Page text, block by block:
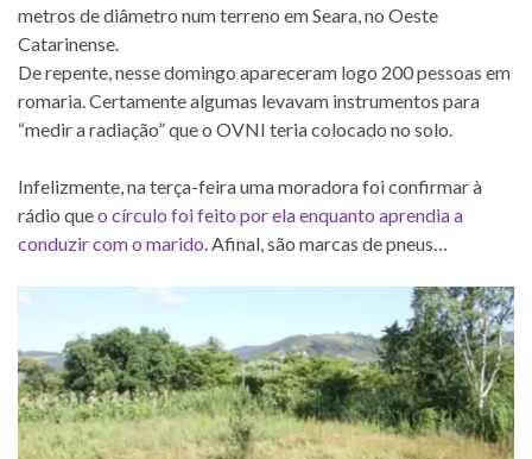
metros de diâmetro num terreno em Seara, no Oeste
Catarinense.
De repente, nesse domingo apareceram logo 200 pessoas em
romaria. Certamente algumas levavam instrumentos para
“medir a radiação” que o OVNI teria colocado no solo.
Infelizmente, na terça-feira uma moradora foi confirmar à
rádio queo círculo foi feito por ela enquanto aprendia a
conduzir com o marido. Afinal, são marcas de pneus…